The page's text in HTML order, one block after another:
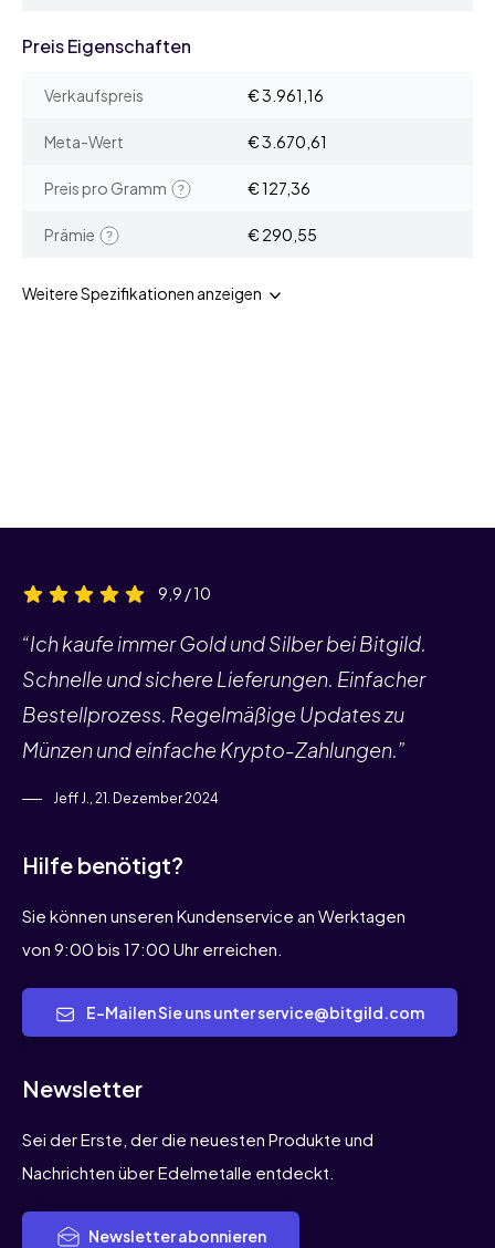
Preis Eigenschaften
Verkaufspreis € 3.961,16
Meta-Wert € 3.670,61
Preis pro Gramm € 127,36
Prämie € 290,55
Weitere Spezifikationen anzeigen
9,9 / 10
“Ich kaufe immer Gold und Silber bei Bitgild.
Schnelle und sichere Lieferungen. Einfacher
Bestellprozess. Regelmäßige Updates zu
Münzen und einfache Krypto-Zahlungen.”
Jeff J., 21. Dezember 2024
Hilfe benötigt?
Sie können unseren Kundenservice an Werktagen
von 9:00 bis 17:00 Uhr erreichen.
E-Mailen Sie uns unter service@bitgild.com
Newsletter
Sei der Erste, der die neuesten Produkte und
Nachrichten über Edelmetalle entdeckt.
Newsletter abonnieren